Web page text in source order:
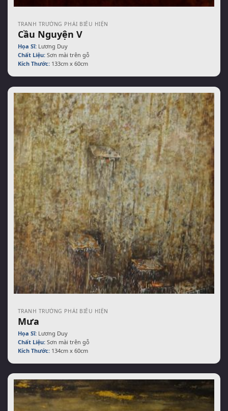
TRANH TRƯỜNG PHÁI BIỂU HIỆN
Cầu Nguyện V
Họa Sĩ:Lương Duy
Chất Liệu:Sơn mài trên gỗ
Kích Thước:133cm x 60cm
TRANH TRƯỜNG PHÁI BIỂU HIỆN
Mưa
Họa Sĩ:Lương Duy
Chất Liệu:Sơn mài trên gỗ
Kích Thước:134cm x 60cm